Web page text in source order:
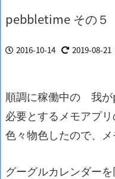
pebbletime その５
2016-10-14 2019-08-21
順調に稼働中の 我
必要とするメモアプリ
色々物色したので、メ
グーグルカレンダー